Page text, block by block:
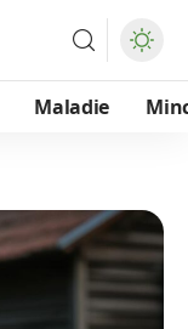
Maladie